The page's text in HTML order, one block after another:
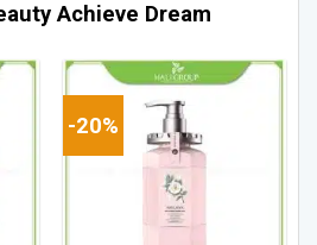
Achieve Dream
-20%